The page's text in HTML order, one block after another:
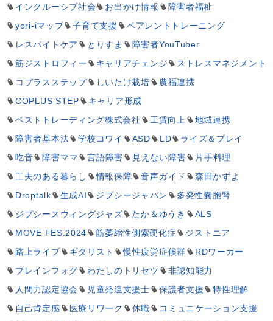
インクルーシブ社会
お出かけ情報
障害者福祉
yori-iマップ
子育て支援
ペアレントトレーニング
レスパイトケア
とりすま
障害者YouTuber
筋ジストロフィー
キャリアチェンジ
ストレスマネジメント
コプラスステップ
しいたけ栽培
農福連携
COPLUS STEP
キャリア形成
ベストトレーディング株式会社
工賃向上
地域連携
障害者基本法
学校コワイ ASD LD
ライズ＆プレイ
吃音
障害ママ 言語障害 見えない障害
片手料理
工夫のある暮らし
情報保障 音声ガイド
森田かずよ
Droptalk
生成AI ジプシージャパン
多発性嚢胞腎
ジプシースウィングジャズ
たか＆ゆうき
ALS
MOVE FES.2024
筋萎縮性側索硬化症
ジストニア
路上ライブ
ギタリスト 慢性疲労症候群
RDワーカー
ブレインフォグ
わたしのトリセツ
非認知能力
人間力認定協会
児童発達支援士 保護者支援
特性理解
自己肯定感
医療リワーク 休職
コミュニケーション支援